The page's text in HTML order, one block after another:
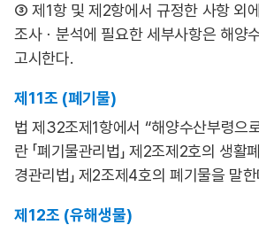
③ 제1항 및 제2항에서 규정한 사항 외
조사ㆍ분석에 필요한 세부사항은 해양
고시한다.
제11조 (폐기물)
법 제32조제1항에서 “해양수산부령으
란 「폐기물관리법」 제2조제2호의 생활
경관리법」 제2조제4호의 폐기물을 말
제12조 (유해생물)